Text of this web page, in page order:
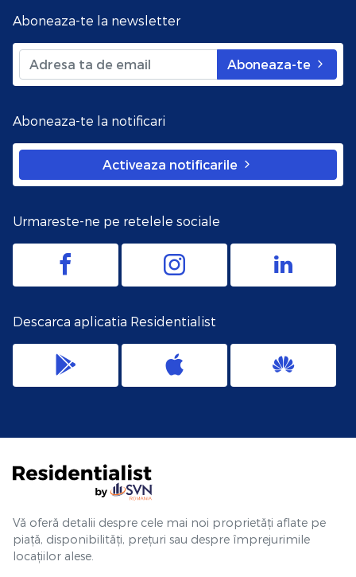
Aboneaza-te la newsletter
Aboneaza-te
Aboneaza-te la notificari
Activeaza notificarile
Urmareste-ne pe retelele sociale
Descarca aplicatia Residentialist
Vă oferă detalii despre cele mai noi proprietăți aflate pe
piață, disponibilități, prețuri sau despre împrejurimile
locațiilor alese.